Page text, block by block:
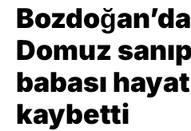
Domuz
babası
kaybetti